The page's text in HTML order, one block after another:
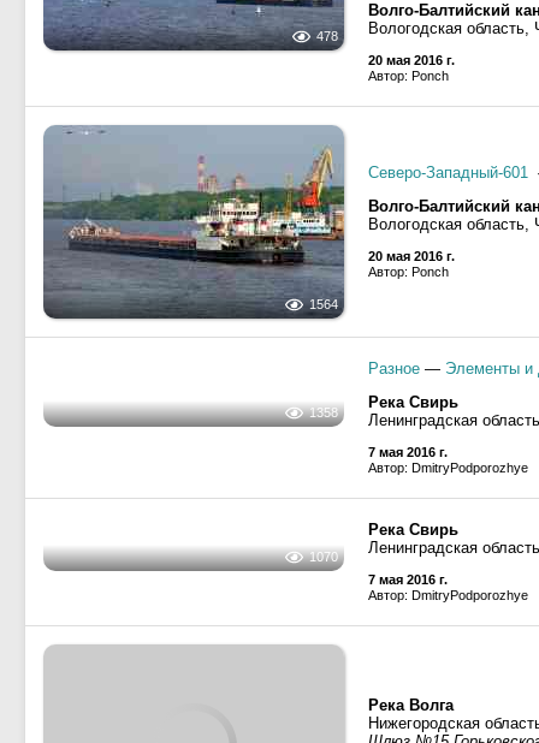
478
Волго-Балтийский
Вологодская область,
20 мая 2016 г.
Автор: Ponch
1564
Северо-Западный-601
Волго-Балтийский
Вологодская область,
20 мая 2016 г.
Автор: Ponch
1358
Разное—Элементы и
Река Свирь
Ленинградская
7 мая 2016 г.
Автор: DmitryPodporozhye